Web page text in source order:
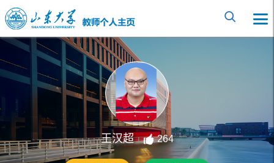
王汉超 264